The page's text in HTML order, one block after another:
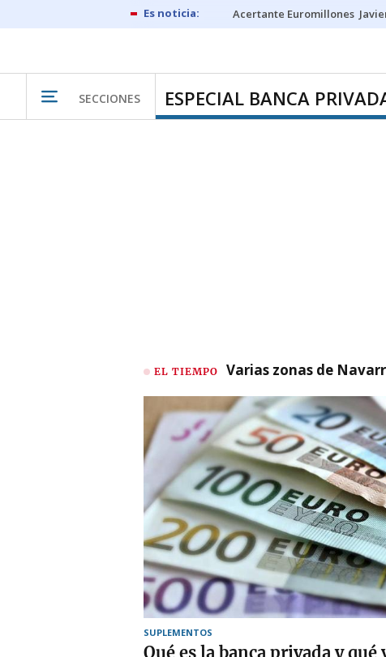
Acertante Euromillones
SECCIONES ESPECIAL BANCA
EL TIEMPO Varias zonas de
SUPLEMENTOS
Qué es la banca privada y qué